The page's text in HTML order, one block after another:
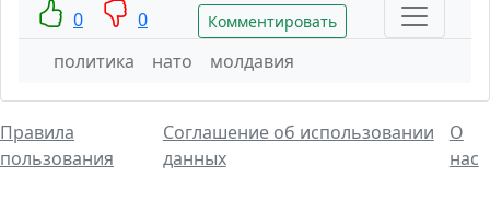
0 0 Комментировать
политика нато молдавия
Правила
пользования
Соглашение об использовании
данных
О
нас